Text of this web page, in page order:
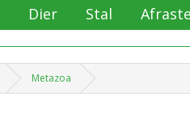
Dier Stal
Metazoa